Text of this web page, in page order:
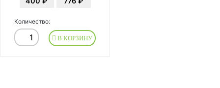
Количество:
В КОРЗИНУ